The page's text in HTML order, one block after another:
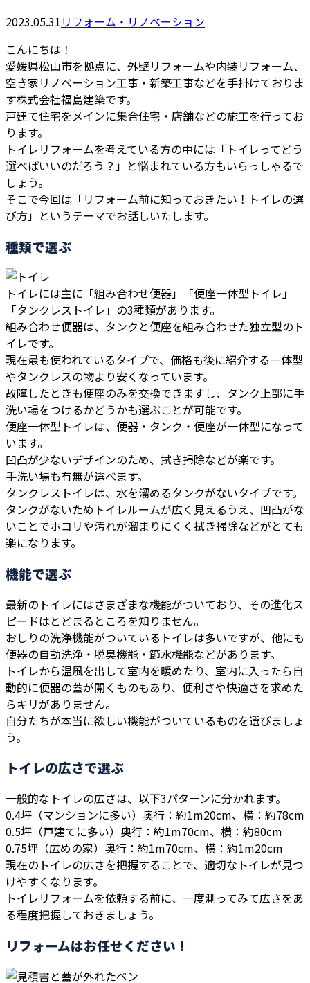
2023.05.31 リフォーム・リノベーション
こんにちは！
愛媛県松山市を拠点に、外壁リフォームや内装リフォーム、
空き家リノベーション工事・新築工事などを手掛けておりま
す株式会社福島建築です。
戸建て住宅をメインに集合住宅・店舗などの施工を行ってお
ります。
トイレリフォームを考えている方の中には「トイレってどう
選べばいいのだろう？」と悩まれている方もいらっしゃるで
しょう。
そこで今回は「リフォーム前に知っておきたい！トイレの選
び方」というテーマでお話しいたします。
種類で選ぶ
トイレには主に「組み合わせ便器」「便座一体型トイレ」
「タンクレストイレ」の3種類があります。
組み合わせ便器は、タンクと便座を組み合わせた独立型のト
イレです。
現在最も使われているタイプで、価格も後に紹介する一体型
やタンクレスの物より安くなっています。
故障したときも便座のみを交換できますし、タンク上部に手
洗い場をつけるかどうかも選ぶことが可能です。
便座一体型トイレは、便器・タンク・便座が一体型になって
います。
凹凸が少ないデザインのため、拭き掃除などが楽です。
手洗い場も有無が選べます。
タンクレストイレは、水を溜めるタンクがないタイプです。
タンクがないためトイレルームが広く見えるうえ、凹凸がな
いことでホコリや汚れが溜まりにくく拭き掃除などがとても
楽になります。
機能で選ぶ
最新のトイレにはさまざまな機能がついており、その進化ス
ピードはとどまるところを知りません。
おしりの洗浄機能がついているトイレは多いですが、他にも
便器の自動洗浄・脱臭機能・節水機能などがあります。
トイレから温風を出して室内を暖めたり、室内に入ったら自
動的に便器の蓋が開くものもあり、便利さや快適さを求めた
らキリがありません。
自分たちが本当に欲しい機能がついているものを選びましょ
う。
トイレの広さで選ぶ
一般的なトイレの広さは、以下3パターンに分かれます。
0.4坪（マンションに多い）奥行：約1m20cm、横：約78cm
0.5坪（戸建てに多い）奥行：約1m70cm、横：約80cm
0.75坪（広めの家）奥行：約1m70cm、横：約1m20cm
現在のトイレの広さを把握することで、適切なトイレが見つ
けやすくなります。
トイレリフォームを依頼する前に、一度測ってみて広さをあ
る程度把握しておきましょう。
リフォームはお任せください！